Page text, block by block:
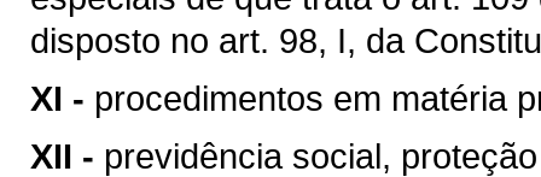
disposto no art. 98, I, da
XI - procedimentos em matéria
XII - previdência social,